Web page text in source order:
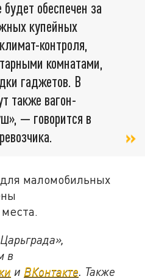
обеспечен за
купейных
контроля,
комнатами,
гаджетов. В
также вагон-
— говорится в
маломобильных
в
и ВКонтакте. Также